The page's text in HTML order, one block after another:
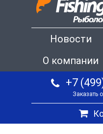
Новости
О компании
+7
Заказать